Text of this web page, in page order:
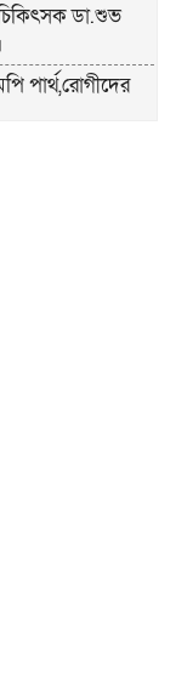
ডা.শুভ
পার্থ,রোগীদের
জেরে
আ’হত ৫